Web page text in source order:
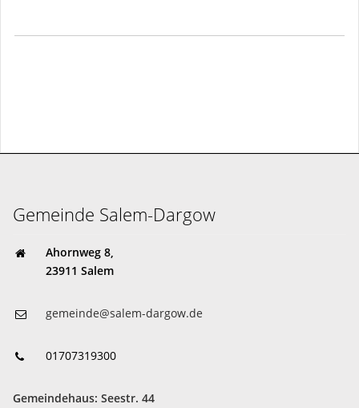
Gemeinde Salem-Dargow
Ahornweg 8,
23911 Salem
gemeinde@salem-dargow.de
01707319300
Gemeindehaus: Seestr. 44